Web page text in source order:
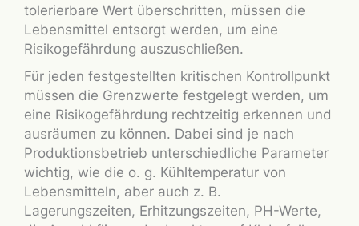
tolerierbare Wert überschritten, müssen die
Lebensmittel entsorgt werden, um eine
Risikogefährdung auszuschließen.
Für jeden festgestellten kritischen Kontrollpunkt
müssen die Grenzwerte festgelegt werden, um
eine Risikogefährdung rechtzeitig erkennen und
ausräumen zu können. Dabei sind je nach
Produktionsbetrieb unterschiedliche Parameter
wichtig, wie die o. g. Kühltemperatur von
Lebensmitteln, aber auch z. B.
Lagerungszeiten, Erhitzungszeiten, PH-Werte,